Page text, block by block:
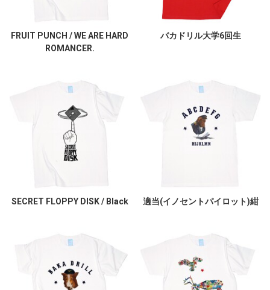
FRUIT PUNCH / WE ARE HARD
ROMANCER.
バカドリル大学6回生
SECRET FLOPPY DISK / Black 適当(イノセントパイロット)紺